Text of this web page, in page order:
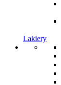
Lakiery